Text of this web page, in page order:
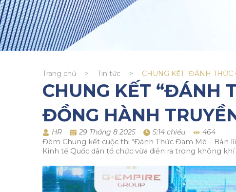
Trang chủ > Tin tức > CHUNG KẾT “ĐÁNH
CHUNG KẾT “ĐÁNH
ĐỒNG HÀNH
HR 29 Tháng 8 2025 5:14 chiều
464
Đêm Chung kết cuộc thi “Đánh Thức Đam Mê – Bản
Kinh tế Quốc dân tổ chức vừa diễn ra trong không